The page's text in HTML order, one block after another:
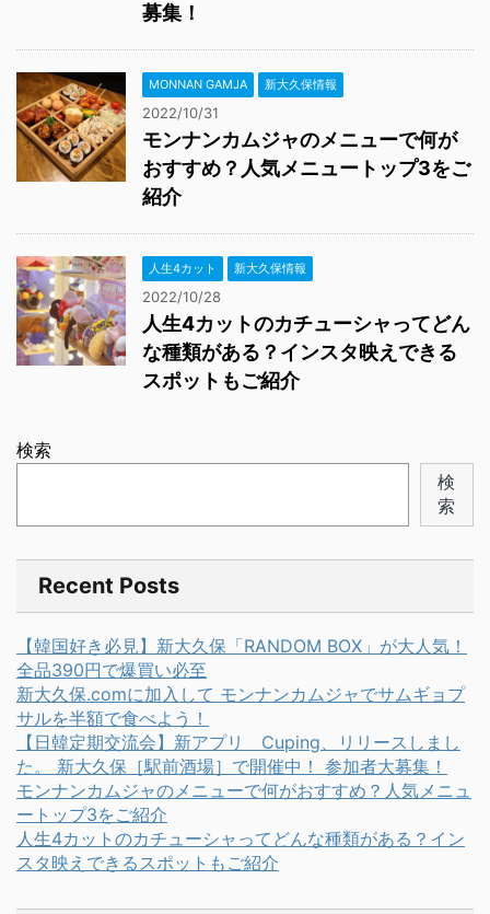
募集！
MONNAN GAMJA 新大久保情報
2022/10/31
モンナンカムジャのメニューで何が
おすすめ？人気メニュートップ3をご
紹介
人生4カット 新大久保情報
2022/10/28
人生4カットのカチューシャってどん
な種類がある？インスタ映えできる
スポットもご紹介
検索
検
索
Recent Posts
【韓国好き必見】新大久保「RANDOM BOX」が大人気！
全品390円で爆買い必至
新大久保.comに加入して モンナンカムジャでサムギョプ
サルを半額で食べよう！
【日韓定期交流会】新アプリ Cuping、リリースしまし
た。 新大久保［駅前酒場］で開催中！ 参加者大募集！
モンナンカムジャのメニューで何がおすすめ？人気メニュ
ートップ3をご紹介
人生4カットのカチューシャってどんな種類がある？イン
スタ映えできるスポットもご紹介